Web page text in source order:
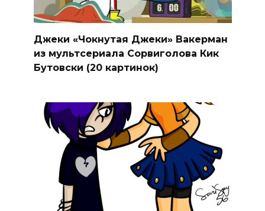
Джеки «Чокнутая Джеки» Вакерман
из мультсериала Сорвиголова Кик
Бутовски (20 картинок)